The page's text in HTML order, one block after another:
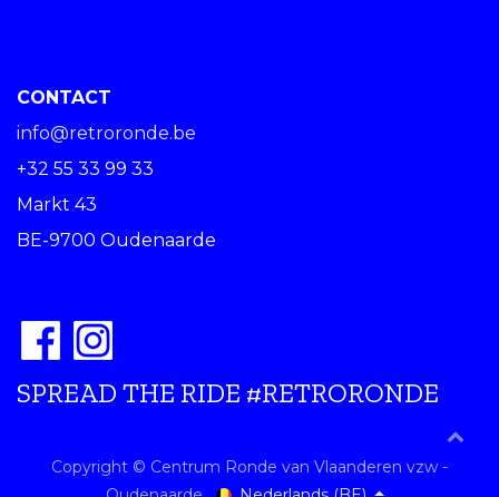
CONTACT
info@retroronde.be
+32 55 33 99 33
Markt 43
BE-9700 Oudenaarde
SPREAD THE RIDE #RETRORONDE
Copyright © Centrum Ronde van Vlaanderen vzw -